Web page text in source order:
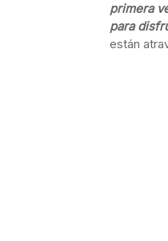
primera
para
están